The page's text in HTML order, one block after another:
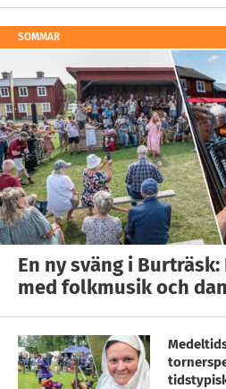
SOMMAR
En ny sväng i
med folkmusik och